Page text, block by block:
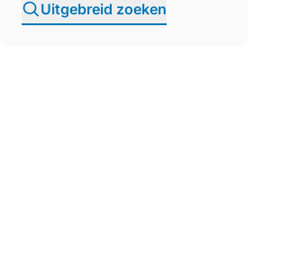
Uitgebreid zoeken